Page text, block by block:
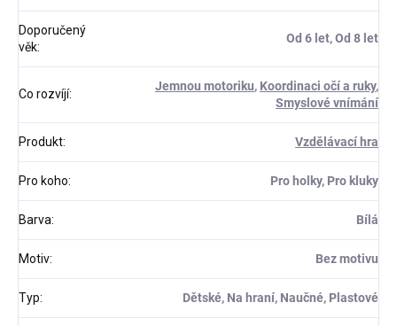
Doporučený
věk:
Od 6 let, Od 8 let
Co rozvíjí:
Jemnou motoriku, Koordinaci očí a ruky,
Smyslové vnímání
Produkt: Vzdělávací hra
Pro koho: Pro holky, Pro kluky
Barva: Bílá
Motiv: Bez motivu
Typ: Dětské, Na hraní, Naučné, Plastové